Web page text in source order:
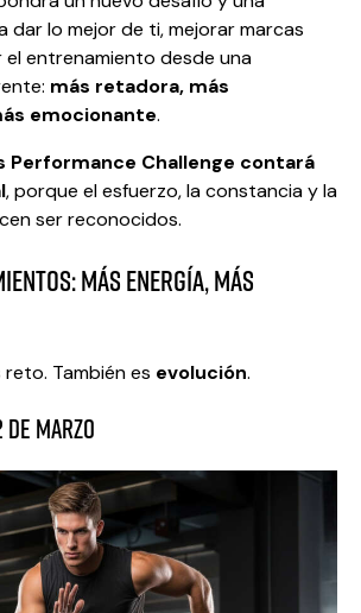
lo mejor de ti, mejorar marcas
el entrenamiento desde una
más retadora, más
emocionante.
Performance Challenge contará
, porque el esfuerzo, la constancia y la
ser reconocidos.
MÁS ENERGÍA, MÁS
También es evolución.
DE MARZO